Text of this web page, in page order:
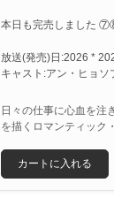
本日も完売しました
放送(発売)日:2026 *
キャスト:アン・ヒョ
日々の仕事に心血を注
を描くロマンティック
カートに入れる